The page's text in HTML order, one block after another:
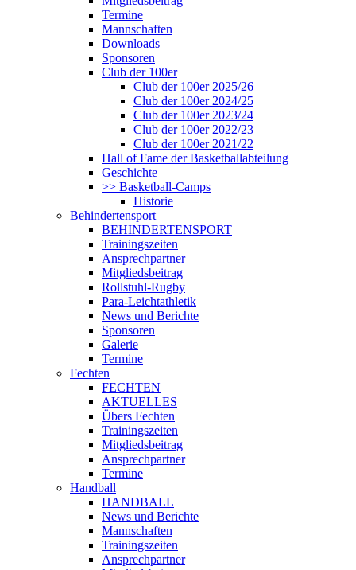
Termine
Mannschaften
Downloads
Sponsoren
Club der 100er
Club der 100er 2025/26
Club der 100er 2024/25
Club der 100er 2023/24
Club der 100er 2022/23
Club der 100er 2021/22
Hall of Fame der Basketballabteilung
Geschichte
>> Basketball-Camps
Historie
Behindertensport
BEHINDERTENSPORT
Trainingszeiten
Ansprechpartner
Mitgliedsbeitrag
Rollstuhl-Rugby
Para-Leichtathletik
News und Berichte
Sponsoren
Galerie
Termine
Fechten
FECHTEN
AKTUELLES
Übers Fechten
Trainingszeiten
Mitgliedsbeitrag
Ansprechpartner
Termine
Handball
HANDBALL
News und Berichte
Mannschaften
Trainingszeiten
Ansprechpartner